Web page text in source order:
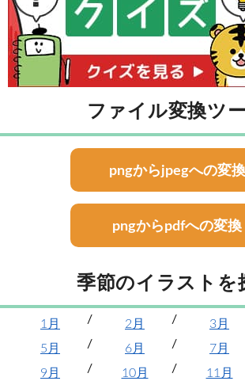
ファイル変換ツ
pngからjpegへの変換
pngからpdfへの変換
季節のイラストを
1月 2月 3月
5月
6月 7月
9月
10月 11月